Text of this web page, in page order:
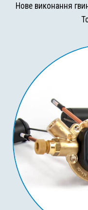
Нове виконання